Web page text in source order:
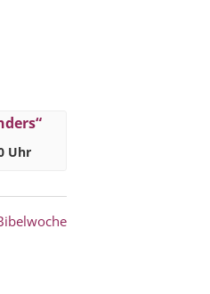
Uhr